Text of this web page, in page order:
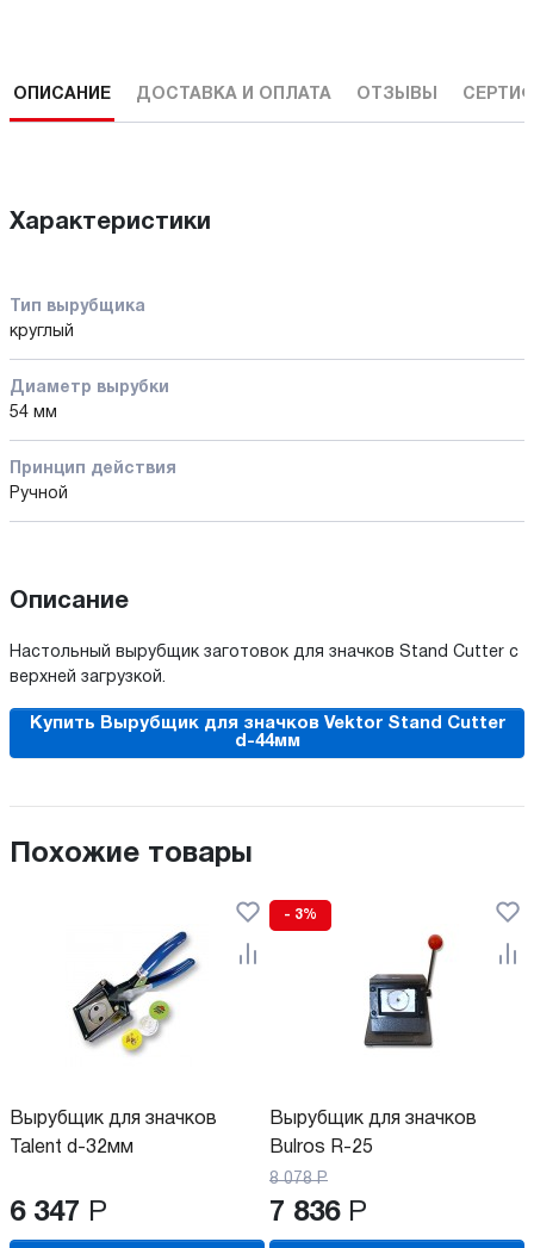
ОПИСАНИЕ ДОСТАВКА И ОПЛАТА ОТЗЫВЫ
Характеристики
Тип вырубщика
круглый
Диаметр вырубки
54 мм
Принцип действия
Ручной
Описание
Настольный вырубщик заготовок для значков Stand Cutter с
верхней загрузкой.
Купить Вырубщик для значков Vektor Stand Cutter
d-44мм
Похожие товары
Вырубщик для значков
Talent d-32мм
6 347 Р
- 3%
Вырубщик для значков
Bulros R-25
8 078 Р
7 836 Р